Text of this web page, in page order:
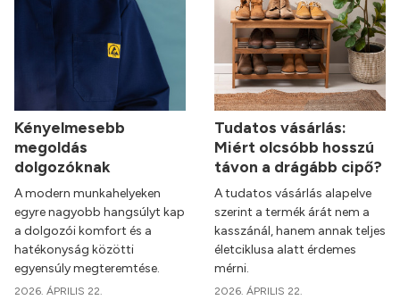
Kényelmesebb
megoldás
dolgozóknak
A modern munkahelyeken
egyre nagyobb hangsúlyt kap
a dolgozói komfort és a
hatékonyság közötti
egyensúly megteremtése.
2026. ÁPRILIS 22.
Tudatos vásárlás:
Miért olcsóbb hosszú
távon a drágább cipő?
A tudatos vásárlás alapelve
szerint a termék árát nem a
kasszánál, hanem annak teljes
életciklusa alatt érdemes
mérni.
2026. ÁPRILIS 22.